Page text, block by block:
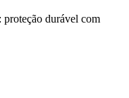
durável com